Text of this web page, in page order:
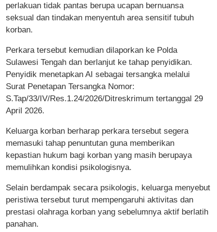
perlakuan tidak pantas berupa ucapan bernuansa
seksual dan tindakan menyentuh area sensitif tubuh
korban.
Perkara tersebut kemudian dilaporkan ke Polda
Sulawesi Tengah dan berlanjut ke tahap penyidikan.
Penyidik menetapkan AI sebagai tersangka melalui
Surat Penetapan Tersangka Nomor:
S.Tap/33/IV/Res.1.24/2026/Ditreskrimum tertanggal 29
April 2026.
Keluarga korban berharap perkara tersebut segera
memasuki tahap penuntutan guna memberikan
kepastian hukum bagi korban yang masih berupaya
memulihkan kondisi psikologisnya.
Selain berdampak secara psikologis, keluarga menyebut
peristiwa tersebut turut mempengaruhi aktivitas dan
prestasi olahraga korban yang sebelumnya aktif berlatih
panahan.